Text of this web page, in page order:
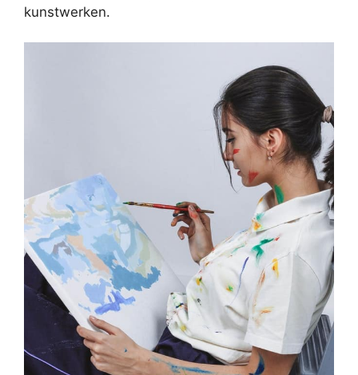
kunstwerken.